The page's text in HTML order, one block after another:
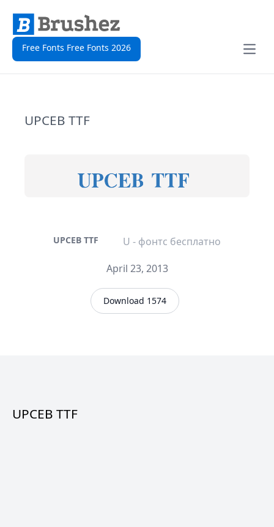
Free Fonts Free Fonts 2026
Open
UPCEB TTF
UPCEB TTF
U - фонтс бесплатно
April 23, 2013
Download 1574
UPCEB TTF